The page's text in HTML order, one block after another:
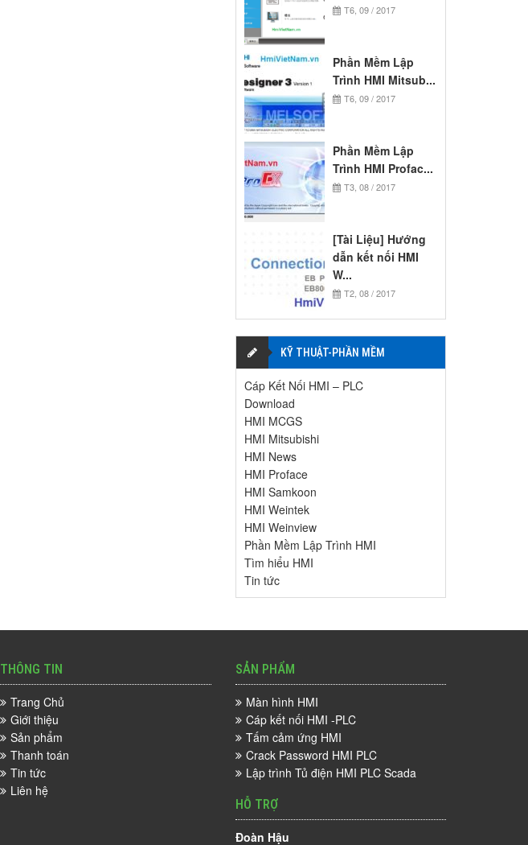
T6, 09 / 2017
Phần Mềm Lập
Trình HMI Mitsub...
T6, 09 / 2017
Phần Mềm Lập
Trình HMI Profac...
T3, 08 / 2017
[Tài Liệu] Hướng
dẫn kết nối HMI
W...
T2, 08 / 2017
KỸ THUẬT-PHẦN MỀM
Cáp Kết Nối HMI – PLC
Download
HMI MCGS
HMI Mitsubishi
HMI News
HMI Proface
HMI Samkoon
HMI Weintek
HMI Weinview
Phần Mềm Lập Trình HMI
Tìm hiểu HMI
Tin tức
THÔNG TIN
Trang Chủ
Giới thiệu
Sản phẩm
Thanh toán
Tin tức
Liên hệ
SẢN PHẨM
Màn hình HMI
Cáp kết nối HMI -PLC
Tấm cảm ứng HMI
Crack Password HMI PLC
Lập trình Tủ điện HMI PLC Scada
HỖ TRỢ
Đoàn Hậu